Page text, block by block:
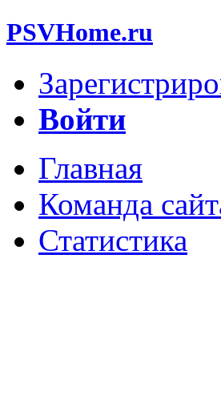
PSVHome.ru
Войти
Главная
Команда
Статистика